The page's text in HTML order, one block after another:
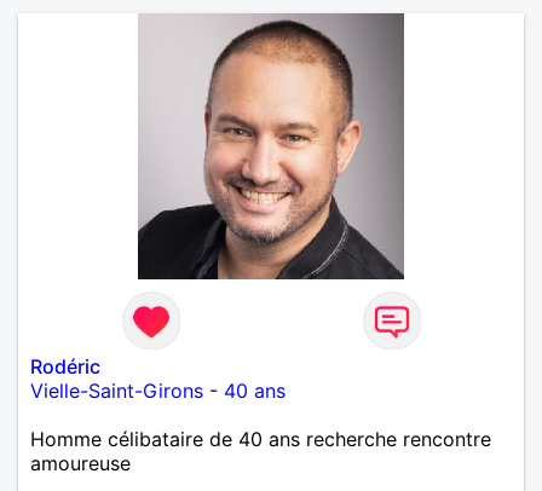
Rodéric
Vielle-Saint-Girons - 40 ans
Homme célibataire de 40 ans recherche rencontre
amoureuse